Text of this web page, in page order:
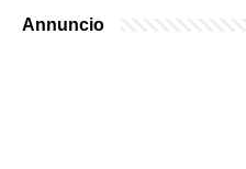
Annuncio